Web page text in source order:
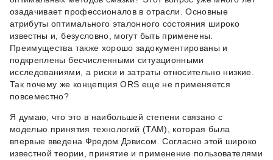
озадачивает профессионалов в отрасли. Основные
атрибуты оптимального эталонного состояния широко
известны и, безусловно, могут быть применены.
Преимущества также хорошо задокументированы и
подкреплены бесчисленными ситуационными
исследованиями, а риски и затраты относительно низкие.
Так почему же концепция ORS еще не применяется
повсеместно?
Я думаю, что это в наибольшей степени связано с
моделью принятия технологий (TAM), которая была
впервые введена Фредом Дэвисом. Согласно этой широко
известной теории, принятие и применение пользователями